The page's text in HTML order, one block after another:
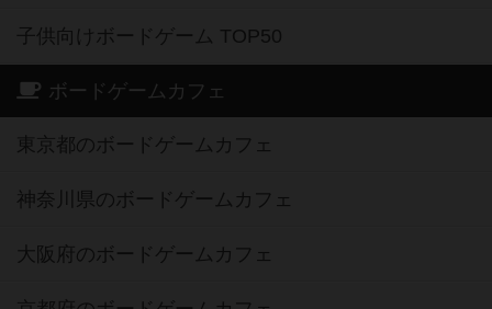
子供向けボードゲーム TOP50
ボードゲームカフェ
東京都のボードゲームカフェ
神奈川県のボードゲームカフェ
大阪府のボードゲームカフェ